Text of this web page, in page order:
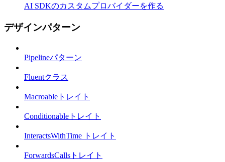
AI SDKのカスタムプロバイダーを作る
デザインパターン
Pipelineパターン
Fluentクラス
Macroableトレイト
Conditionableトレイト
InteractsWithTime トレイト
ForwardsCallsトレイト